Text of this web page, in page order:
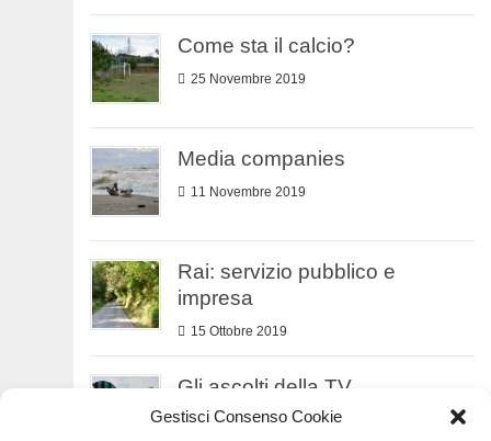
Gestisci Consenso Cookie
Come sta il calcio?
25 Novembre 2019
Media companies
11 Novembre 2019
Rai: servizio pubblico e
impresa
15 Ottobre 2019
Gli ascolti della TV
9 Ottobre 2019